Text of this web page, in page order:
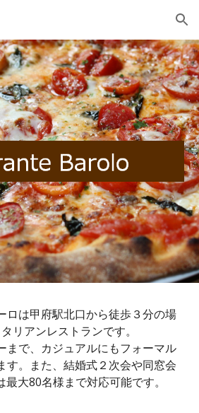
Skip to navigation
ロは甲府駅北口から徒歩３分の場
リアンレストランです。
まで、カジュアルにもフォーマル
す。また、結婚式２次会や同窓会
大80名様まで対応可能です。